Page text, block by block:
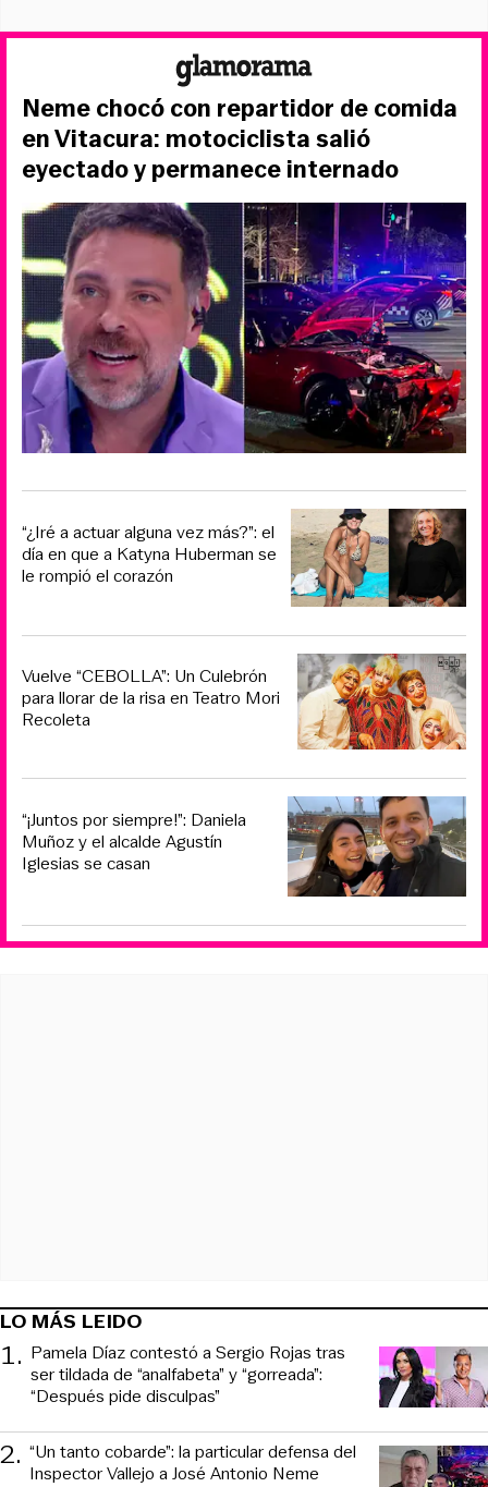
Neme chocó con repartidor de comida
en Vitacura: motociclista salió
eyectado y permanece internado
“¿Iré a actuar alguna vez más?”: el
día en que a Katyna Huberman se
le rompió el corazón
Vuelve “CEBOLLA”: Un Culebrón
para llorar de la risa en Teatro Mori
Recoleta
“¡Juntos por siempre!”: Daniela
Muñoz y el alcalde Agustín
Iglesias se casan
LO MÁS LEIDO
1. Pamela Díaz contestó a Sergio Rojas tras
ser tildada de “analfabeta” y “gorreada”:
“Después pide disculpas”
2. “Un tanto cobarde”: la particular defensa del
Inspector Vallejo a José Antonio Neme